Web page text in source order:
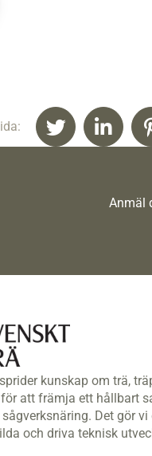
Anmäl
sprider kunskap om trä,
att främja ett hållbart
Det gör
och driva teknisk